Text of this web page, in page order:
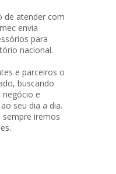
de atender com
envia
para
nacional.
e parceiros o
buscando
e
seu dia a dia.
sempre iremos